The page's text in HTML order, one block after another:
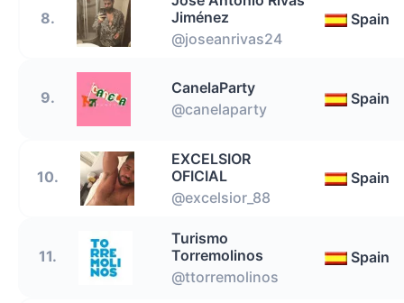
8.
Jiménez
@joseanrivas24
Spain
9.
CanelaParty
@canelaparty
Spain
10.
EXCELSIOR
OFICIAL
@excelsior_88
Spain
11.
Turismo
Torremolinos
@ttorremolinos
Spain